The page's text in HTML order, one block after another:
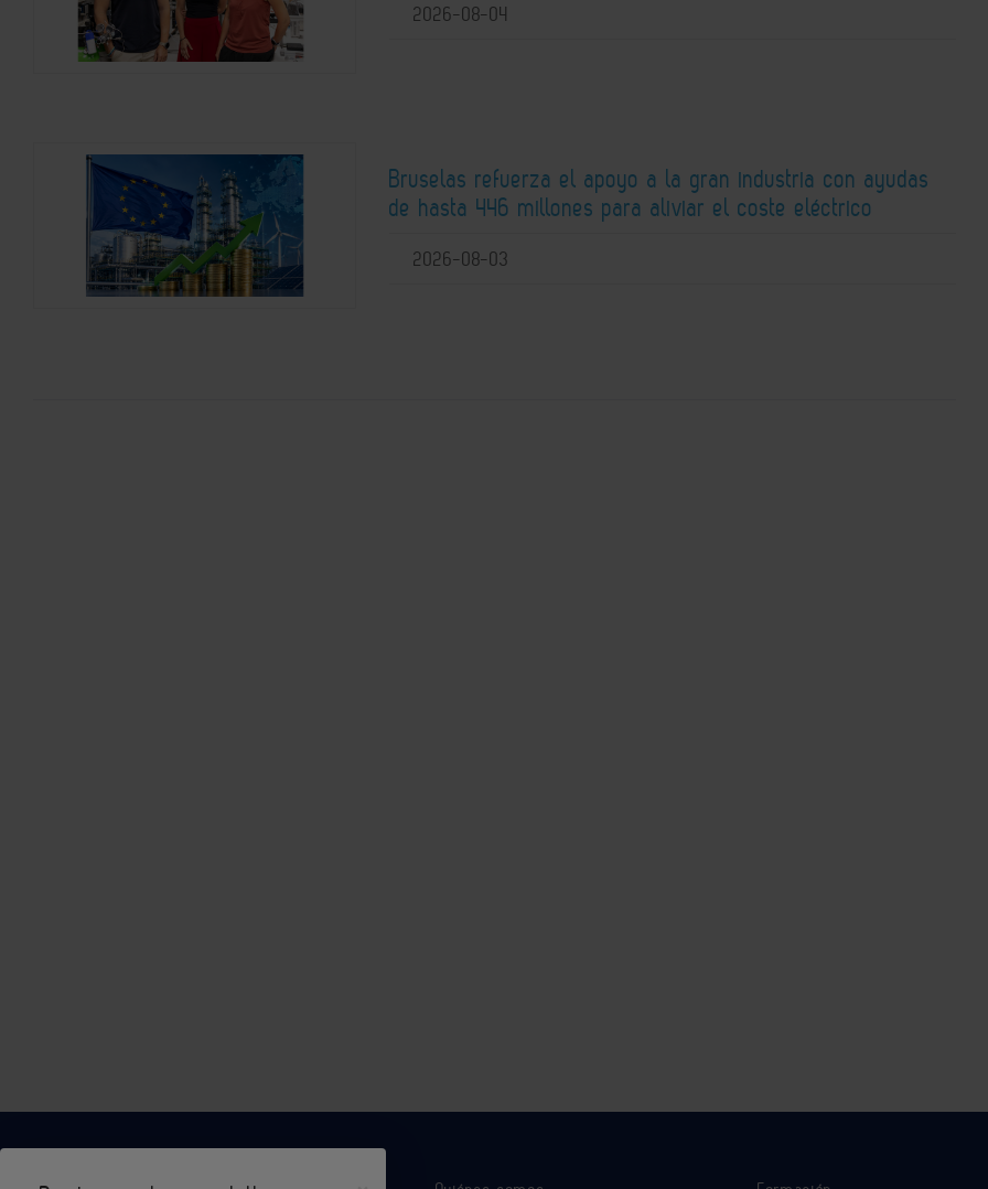
2026-08-04
Bruselas refuerza el apoyo a la gran industria con ayudas
de hasta 446 millones para aliviar el coste eléctrico
2026-08-03